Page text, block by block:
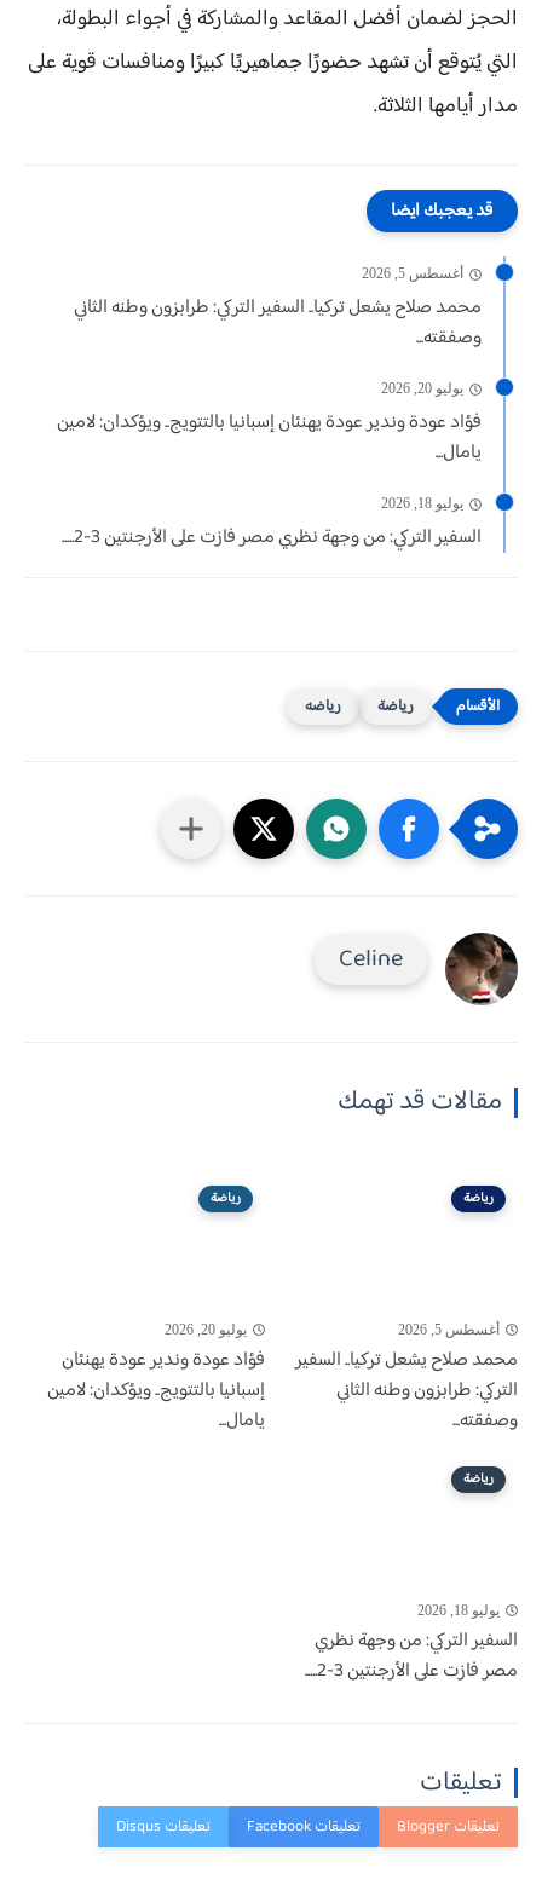
الحجز لضمان أفضل المقاعد والمشاركة في أجواء البطولة،
التي يُتوقع أن تشهد حضورًا جماهيريًا كبيرًا ومنافسات قوية على
مدار أيامها الثلاثة.
قد يعجبك ايضا
أغسطس 5, 2026
محمد صلاح يشعل تركيا.. السفير التركي: طرابزون وطنه الثاني
وصفقته...
يوليو 20, 2026
فؤاد عودة وندير عودة يهنئان إسبانيا بالتتويج.. ويؤكدان: لامين
يامال...
يوليو 18, 2026
السفير التركي: من وجهة نظري مصر فازت على الأرجنتين 3-2.....
رياضة رياضه
Celine
مقالات قد تهمك
رياضة
أغسطس 5, 2026
محمد صلاح يشعل تركيا.. السفير
التركي: طرابزون وطنه الثاني
وصفقته...
رياضة
يوليو 20, 2026
فؤاد عودة وندير عودة يهنئان
إسبانيا بالتتويج.. ويؤكدان: لامين
يامال...
رياضة
يوليو 18, 2026
السفير التركي: من وجهة نظري
مصر فازت على الأرجنتين 3-2.....
تعليقات